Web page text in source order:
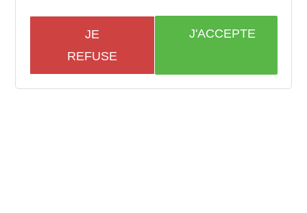
JE
REFUSE
J'ACCEPTE